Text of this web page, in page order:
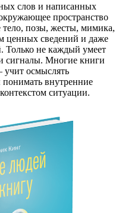
слов и написанных
пространство
позы, жесты, мимика,
ценных сведений и даже
Только не каждый умеет
сигналы. Многие книги
учит осмыслять
внутренние
ситуации.